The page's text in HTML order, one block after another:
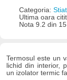
Categoria:
Ultima oara
Nota 9.2 din
Termosul este un
lichid din interior,
un izolator termic